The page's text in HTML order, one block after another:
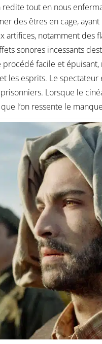
tout en nous
des êtres en cage,
notamment des
sonores incessants
facile et
les esprits. Le
Lorsque le
l’on ressente le